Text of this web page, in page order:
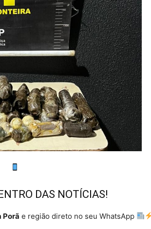
DAS NOTÍCIAS!
Porã e região direto no seu WhatsApp